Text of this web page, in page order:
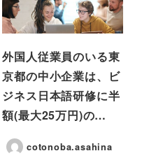
外国人従業員のいる東
京都の中小企業は、ビ
ジネス日本語研修に半
額(最大25万円)の…
cotonoba.asahina